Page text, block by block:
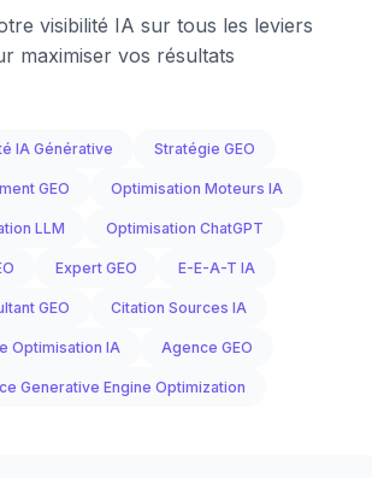
visibilité IA sur tous les leviers
maximiser vos résultats
IA Générative Stratégie GEO
GEO Optimisation Moteurs IA
LLM Optimisation ChatGPT
Expert GEO E-E-A-T IA
GEO Citation Sources IA
Optimisation IA Agence GEO
Generative Engine Optimization